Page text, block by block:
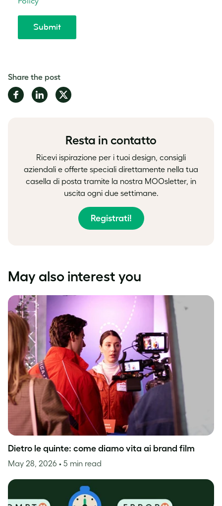
Share the post
Share
on
Share
on
Share
on
Resta in contatto
Ricevi ispirazione per i tuoi design, consigli
aziendali e offerte speciali direttamente nella tua
casella di posta tramite la nostra MOOsletter, in
uscita ogni due settimane.
Registrati!
May also interest you
Dietro le quinte: come diamo vita ai brand film
May 28, 2026 • 5 min read